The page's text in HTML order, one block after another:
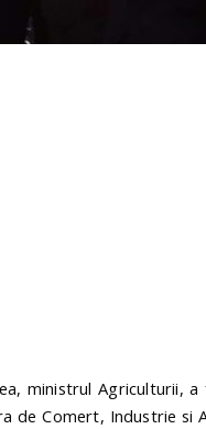
ministrul Agriculturii,
de Comert, Industrie si